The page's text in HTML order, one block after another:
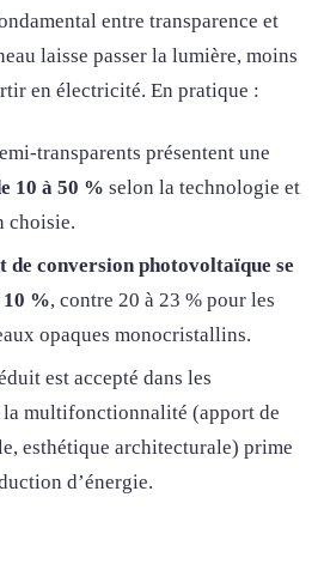
entre transparence et
laisse passer la lumière, moins
en électricité. En pratique :
transparents présentent une
10 à 50 % selon la technologie et
choisie.
de conversion photovoltaïque se
%, contre 20 à 23 % pour les
opaques monocristallins.
est accepté dans les
multifonctionnalité (apport de
esthétique architecturale) prime
d’énergie.